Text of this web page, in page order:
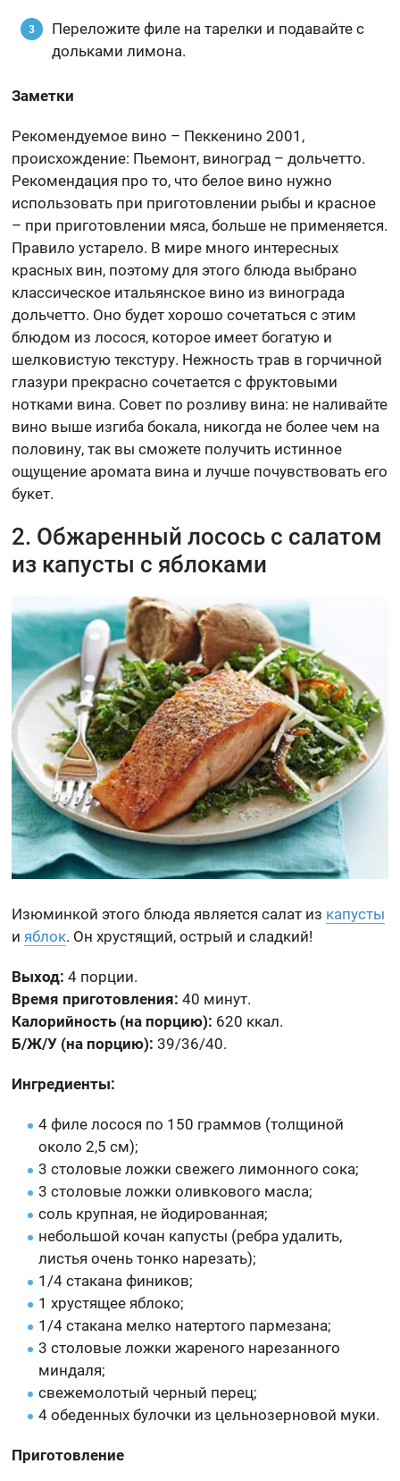
Переложите филе на тарелки и подавайте с
дольками лимона.
Заметки
Рекомендуемое вино – Пеккенино 2001,
происхождение: Пьемонт, виноград – дольчетто.
Рекомендация про то, что белое вино нужно
использовать при приготовлении рыбы и красное
– при приготовлении мяса, больше не применяется.
Правило устарело. В мире много интересных
красных вин, поэтому для этого блюда выбрано
классическое итальянское вино из винограда
дольчетто. Оно будет хорошо сочетаться с этим
блюдом из лосося, которое имеет богатую и
шелковистую текстуру. Нежность трав в горчичной
глазури прекрасно сочетается с фруктовыми
нотками вина. Совет по розливу вина: не наливайте
вино выше изгиба бокала, никогда не более чем на
половину, так вы сможете получить истинное
ощущение аромата вина и лучше почувствовать его
букет.
2. Обжаренный лосось с салатом
из капусты с яблоками
Изюминкой этого блюда является салат из капусты
и яблок. Он хрустящий, острый и сладкий!
Выход: 4 порции.
Время приготовления: 40 минут.
Калорийность (на порцию): 620 ккал.
Б/Ж/У (на порцию): 39/36/40.
Ингредиенты:
4 филе лосося по 150 граммов (толщиной
около 2,5 см);
3 столовые ложки свежего лимонного сока;
3 столовые ложки оливкового масла;
соль крупная, не йодированная;
небольшой кочан капусты (ребра удалить,
листья очень тонко нарезать);
1/4 стакана фиников;
1 хрустящее яблоко;
1/4 стакана мелко натертого пармезана;
3 столовые ложки жареного нарезанного
миндаля;
свежемолотый черный перец;
4 обеденных булочки из цельнозерновой муки.
Приготовление